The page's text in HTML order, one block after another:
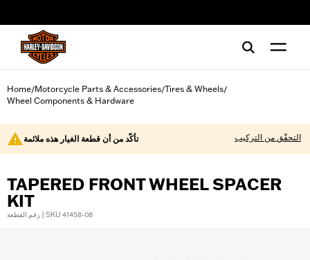
Home/Motorcycle Parts & Accessories/Tires & Wheels/
Wheel Components & Hardware
تأكّد من أن قطعة الغيار هذه ملائمة التحقّق من التركيب
TAPERED FRONT WHEEL SPACER
KIT
رقم القطعة | SKU 41458-08